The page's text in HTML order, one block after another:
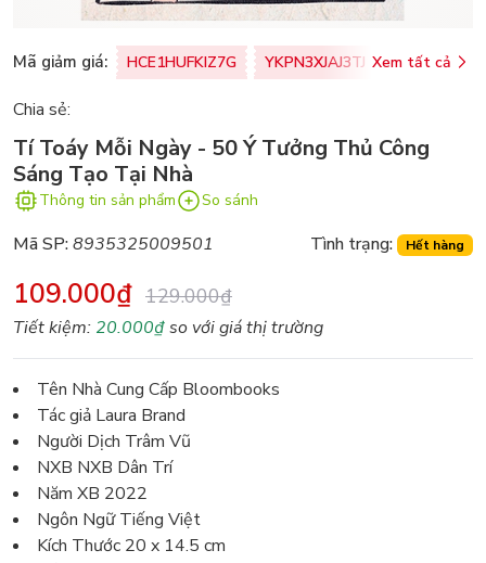
Mã giảm giá: HCE1HUFKIZ7G YKPN3XJAJ3TJ Xem tất cả
Chia sẻ:
Tí Toáy Mỗi Ngày - 50 Ý Tưởng Thủ Công
Sáng Tạo Tại Nhà
Thông tin sản phẩm So sánh
Mã SP:8935325009501 Tình trạng: Hết hàng
109.000₫ 129.000₫
Tiết kiệm: 20.000₫so với giá thị trường
Tên Nhà Cung Cấp Bloombooks
Tác giả Laura Brand
Người Dịch Trâm Vũ
NXB NXB Dân Trí
Năm XB 2022
Ngôn Ngữ Tiếng Việt
Kích Thước 20 x 14.5 cm